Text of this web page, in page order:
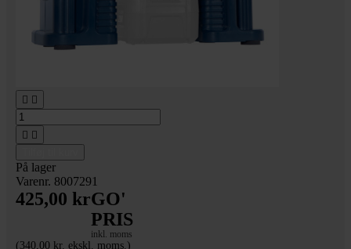
 
 
På lager
Varenr. 8007291
425,00 krGO'
PRIS
inkl. moms
(340,00 kr. ekskl. moms.)